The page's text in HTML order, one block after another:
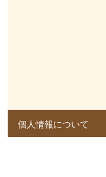
個人情報について